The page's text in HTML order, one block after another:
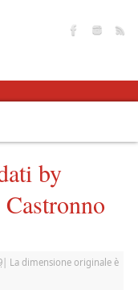
by
|
La dimensione originale è